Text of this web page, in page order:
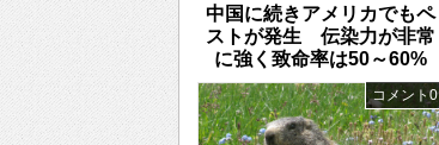
中国に続きアメリカでもペ
ストが発生 伝染力が非常
に強く致命率は50～60%
コメント0